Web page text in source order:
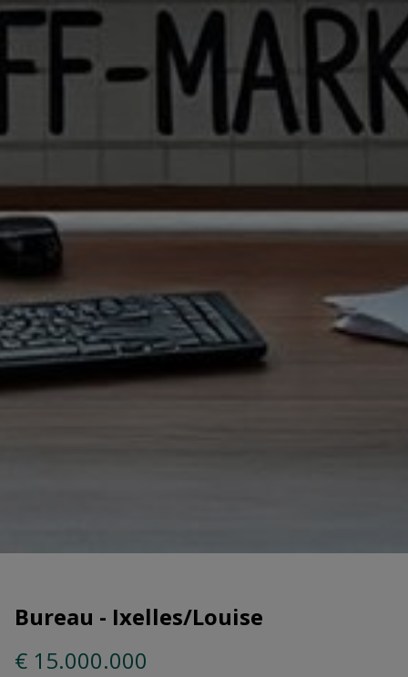
Bureau - Ixelles/Louise
€ 15.000.000